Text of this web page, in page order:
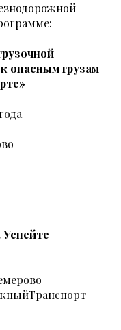
опасным грузам
Успейте